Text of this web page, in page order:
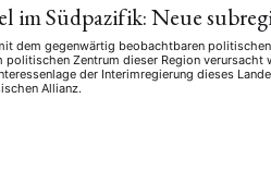
im Südpazifik: Neue
dem gegenwärtig beobachtbaren
politischen Zentrum dieser Region
der Interimregierung dieses
Allianz.